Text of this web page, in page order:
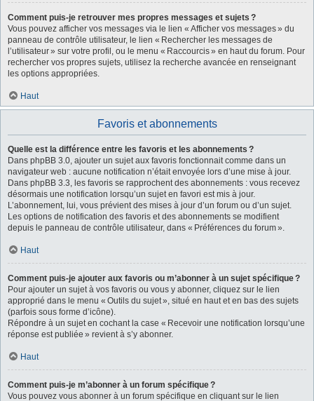
Comment puis-je retrouver mes propres messages et sujets ?
Vous pouvez afficher vos messages via le lien « Afficher vos messages » du
panneau de contrôle utilisateur, le lien « Rechercher les messages de
l’utilisateur » sur votre profil, ou le menu « Raccourcis » en haut du forum. Pour
rechercher vos propres sujets, utilisez la recherche avancée en renseignant
les options appropriées.
Haut
Favoris et abonnements
Quelle est la différence entre les favoris et les abonnements ?
Dans phpBB 3.0, ajouter un sujet aux favoris fonctionnait comme dans un
navigateur web : aucune notification n’était envoyée lors d’une mise à jour.
Dans phpBB 3.3, les favoris se rapprochent des abonnements : vous recevez
désormais une notification lorsqu’un sujet en favori est mis à jour.
L’abonnement, lui, vous prévient des mises à jour d’un forum ou d’un sujet.
Les options de notification des favoris et des abonnements se modifient
depuis le panneau de contrôle utilisateur, dans « Préférences du forum ».
Haut
Comment puis-je ajouter aux favoris ou m’abonner à un sujet spécifique ?
Pour ajouter un sujet à vos favoris ou vous y abonner, cliquez sur le lien
approprié dans le menu « Outils du sujet », situé en haut et en bas des sujets
(parfois sous forme d’icône).
Répondre à un sujet en cochant la case « Recevoir une notification lorsqu’une
réponse est publiée » revient à s’y abonner.
Haut
Comment puis-je m’abonner à un forum spécifique ?
Vous pouvez vous abonner à un forum spécifique en cliquant sur le lien